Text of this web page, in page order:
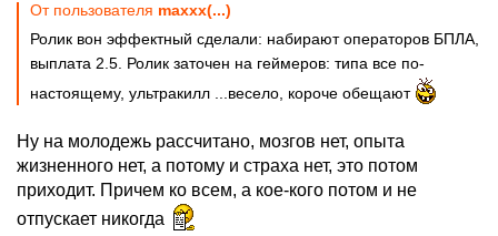
От пользователя maxxx(...)
Ролик вон эффектный сделали: набирают операторов БПЛА,
выплата 2.5. Ролик заточен на геймеров: типа все по-
настоящему, ультракилл ...весело, короче обещают
Ну на молодежь рассчитано, мозгов нет, опыта
жизненного нет, а потому и страха нет, это потом
приходит. Причем ко всем, а кое-кого потом и не
отпускает никогда